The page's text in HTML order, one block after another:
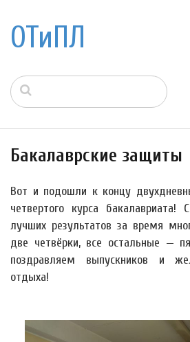
ОТиПЛ
Бакалаврские защиты
Вот и подошли к концу
четвертого курса
лучших результатов за время
две четвёрки, все остальные —
поздравляем выпускников и
отдыха!